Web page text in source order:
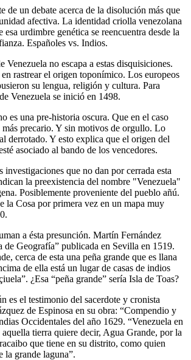
de un debate acerca de la disolución más que
afectiva. La identidad criolla venezolana
esa urdimbre genética se reencuentra desde la
Españoles vs. Indios.
Venezuela no escapa a estas disquisiciones.
rastrear el origen toponímico. Los europeos
su lengua, religión y cultura. Para
Venezuela se inició en 1498.
es una pre-historia oscura. Que en el caso
más precario. Y sin motivos de orgullo. Lo
derrotado. Y esto explica que el origen del
asociado al bando de los vencedores.
investigaciones que no dan por cerrada esta
la preexistencia del nombre "Venezuela"
Posiblemente proveniente del pueblo añú.
la Cosa por primera vez en un mapa muy
a ésta presunción. Martín Fernández
de Geografía” publicada en Sevilla en 1519.
cerca de esta una peña grande que es llana
de ella está un lugar de casas de indios
¿Esa “peña grande” sería Isla de Toas?
es el testimonio del sacerdote y cronista
de Espinosa en su obra: “Compendio y
Occidentales del año 1629. “Venezuela en
tierra quiere decir, Agua Grande, por la
que tiene en su distrito, como quien
la grande laguna”.